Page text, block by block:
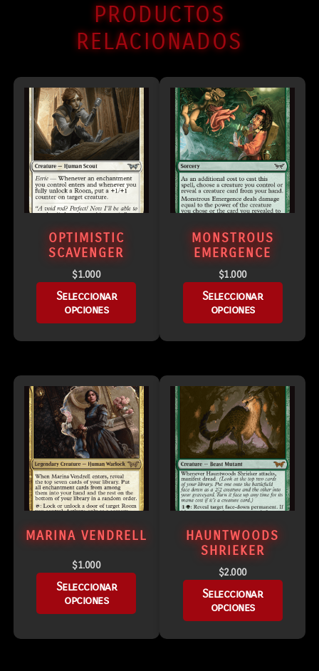
PRODUCTOS
RELACIONADOS
OPTIMISTIC
SCAVENGER
$1.000
Seleccionar
opciones
MONSTROUS
EMERGENCE
$1.000
Seleccionar
opciones
MARINA VENDRELL
$1.000
Seleccionar
opciones
HAUNTWOODS
SHRIEKER
$2.000
Seleccionar
opciones